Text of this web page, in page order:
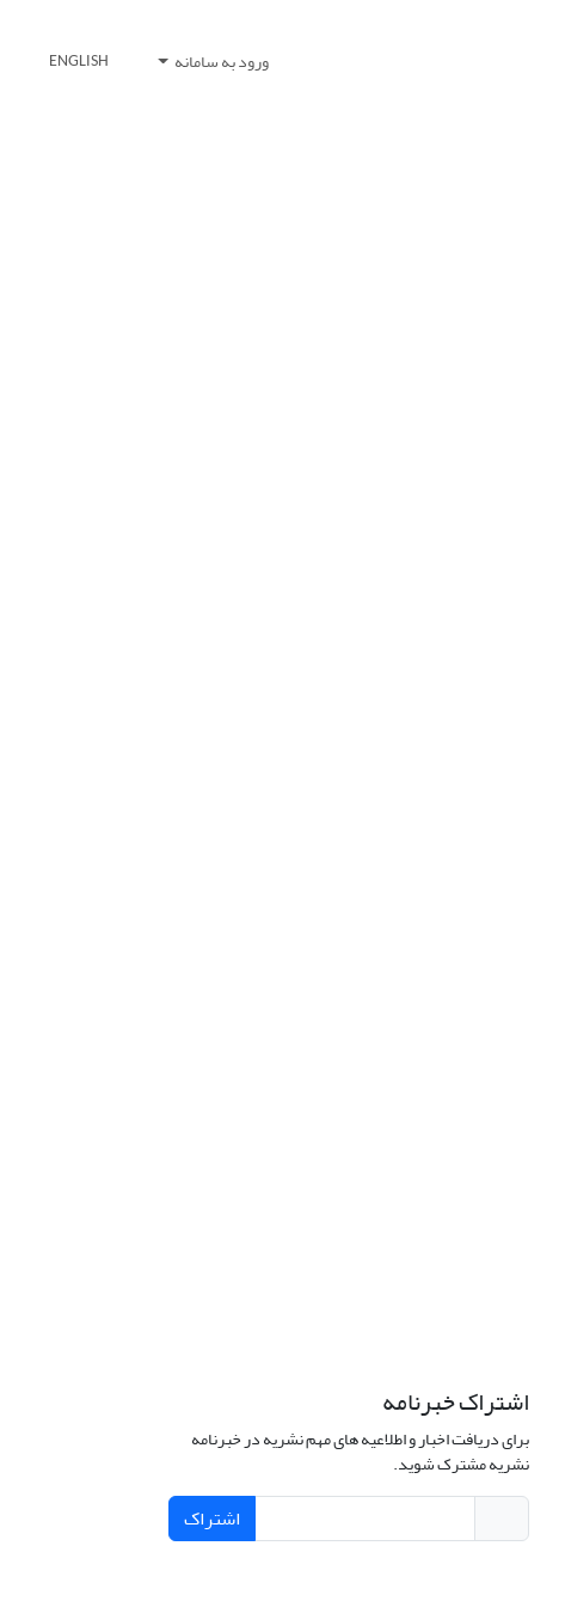
ورود به سامانه ENGLISH
اشتراک خبرنامه
برای دریافت اخبار و اطلاعیه های مهم نشریه در خبرنامه
نشریه مشترک شوید.
اشتراک